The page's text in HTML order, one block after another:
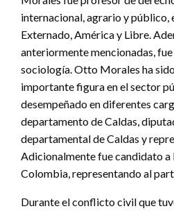
internacional, agrario y público,
Externado, América y Libre.
anteriormente mencionadas,
sociología. Otto Morales ha
importante figura en el sector
desempeñado en diferentes
departamento de Caldas,
departamental de Caldas y
Adicionalmente fue candidato a
Colombia, representando al
Durante el conflicto civil que